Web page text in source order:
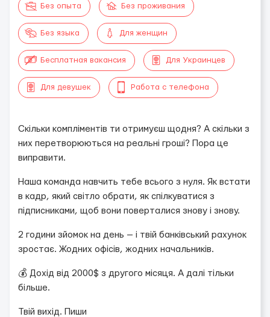
Без опыта Без проживания
Без языка Для женщин
Бесплатная вакансия Для Украинцев
Для девушек Работа с телефона
Скільки компліментів ти отримуєш щодня? А скільки з
них перетворюються на реальні гроші? Пора це
виправити.
Наша команда навчить тебе всього з нуля. Як встати
в кадр, який світло обрати, як спілкуватися з
підписниками, щоб вони поверталися знову і знову.
2 години зйомок на день — і твій банківський рахунок
зростає. Жодних офісів, жодних начальників.
💰 Дохід від 2000$ з другого місяця. А далі тільки
більше.
Твій вихід. Пиши